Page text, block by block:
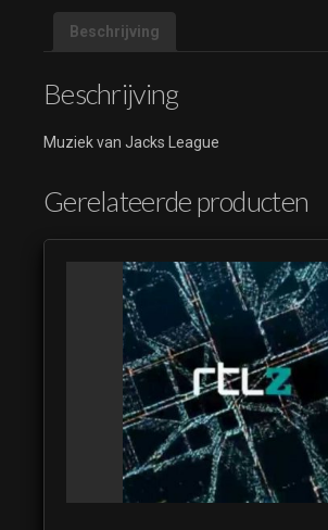
Jacks League 09
(luistervoorbeeld)
(luistervoorbeeld)
(luistervoorbeeld)
(luistervoorbeeld)
Jacks League 13
(luistervoorbeeld)
Jacks League 14
(luistervoorbeeld)
Beschrijving
Beschrijving
Muziek van Jacks League
Gerelateerde producten